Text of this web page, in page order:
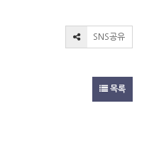
SNS공유
목록